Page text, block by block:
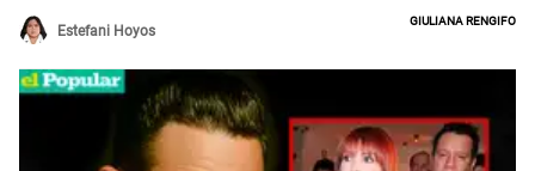
Estefani Hoyos
Giuliana Rengifo